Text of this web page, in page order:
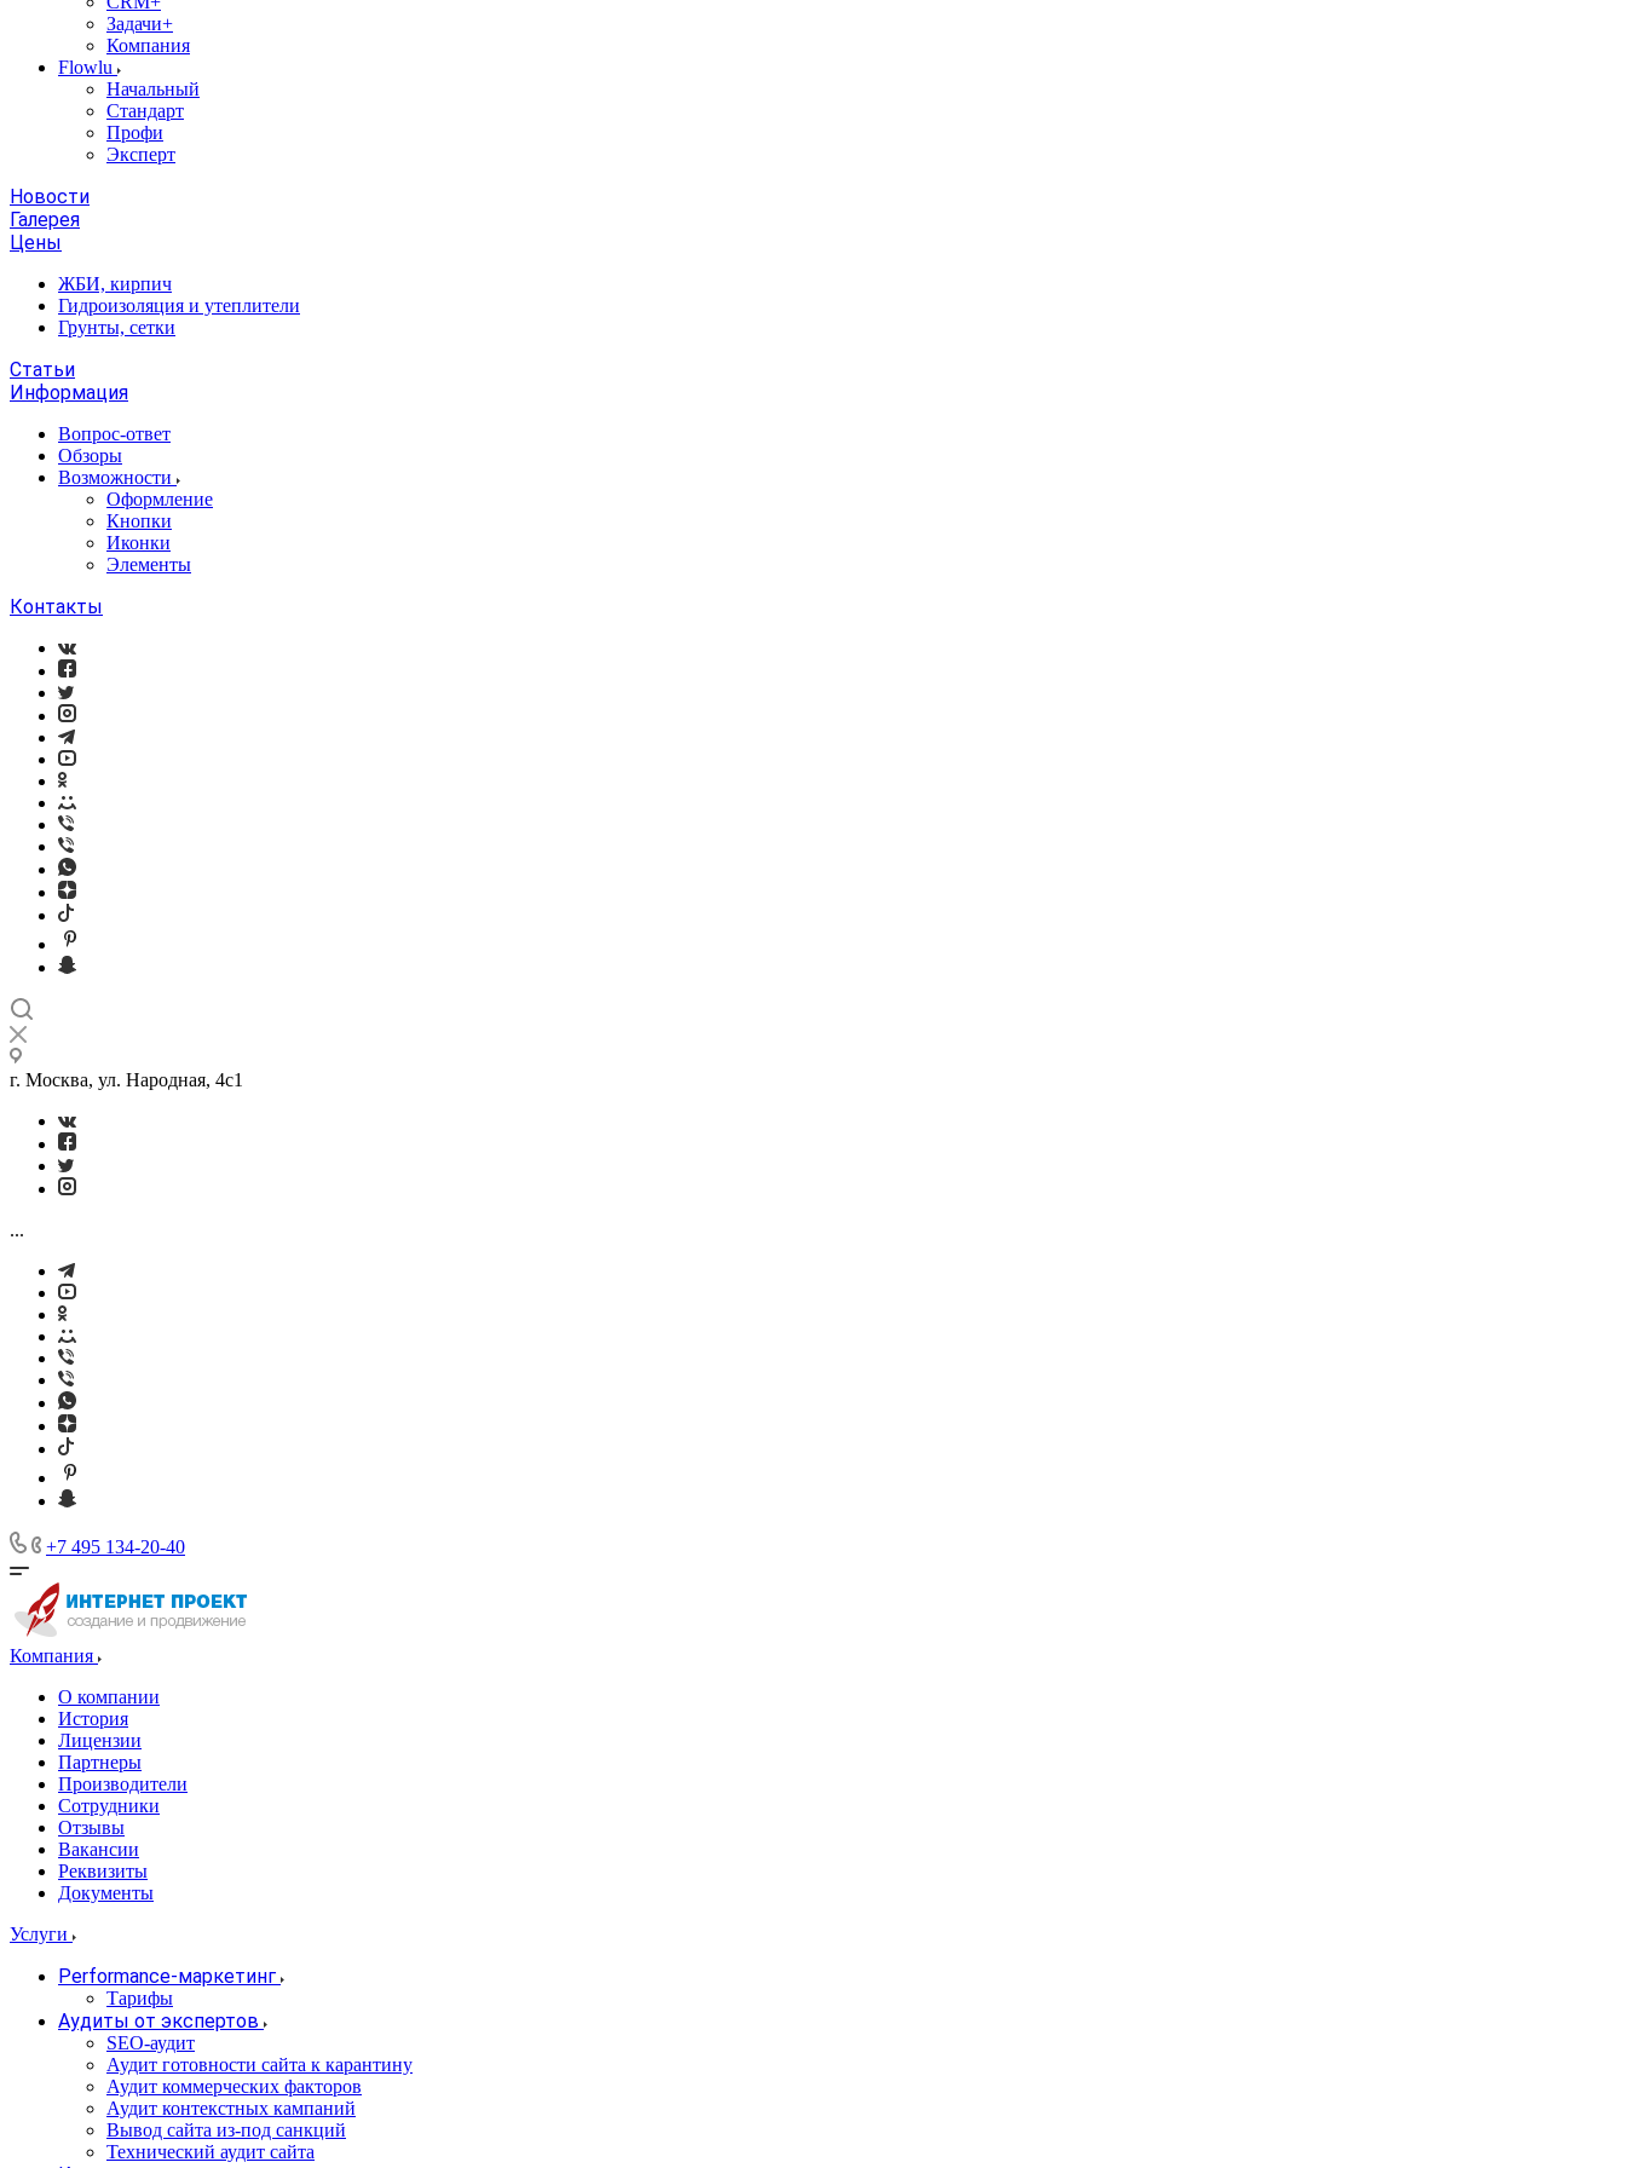
Задачи+
Компания
Flowlu
Начальный
Стандарт
Профи
Эксперт
Новости
Галерея
Цены
ЖБИ, кирпич
Гидроизоляция и утеплители
Грунты, сетки
Статьи
Информация
Вопрос-ответ
Обзоры
Возможности
Оформление
Кнопки
Иконки
Элементы
Контакты
г. Москва, ул. Народная, 4с1
...
+7 495 134-20-40
Компания
О компании
История
Лицензии
Партнеры
Производители
Сотрудники
Отзывы
Вакансии
Реквизиты
Документы
Услуги
Performance-маркетинг
Тарифы
Аудиты от экспертов
SEO-аудит
Аудит готовности сайта к карантину
Аудит коммерческих факторов
Аудит контекстных кампаний
Вывод сайта из-под санкций
Технический аудит сайта